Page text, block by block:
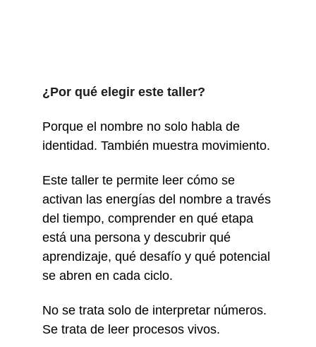
¿Por qué elegir este taller?
Porque el nombre no solo habla de
identidad. También muestra movimiento.
Este taller te permite leer cómo se
activan las energías del nombre a través
del tiempo, comprender en qué etapa
está una persona y descubrir qué
aprendizaje, qué desafío y qué potencial
se abren en cada ciclo.
No se trata solo de interpretar números.
Se trata de leer procesos vivos.